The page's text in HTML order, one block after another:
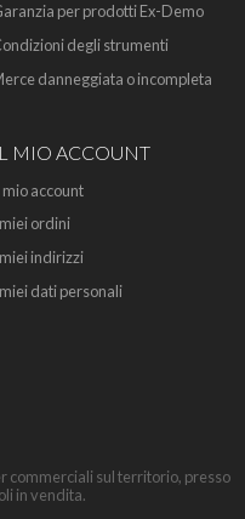
per prodotti Ex-Demo
degli strumenti
danneggiata o incompleta
MIO ACCOUNT
mio account
ordini
indirizzi
dati personali
commerciali sul territorio, presso
in vendita.